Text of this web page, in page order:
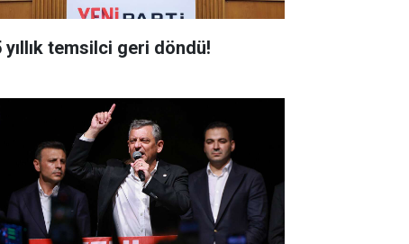
yıllık temsilci geri döndü!